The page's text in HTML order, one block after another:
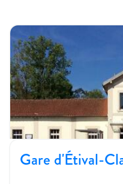
Gare d'Étival-